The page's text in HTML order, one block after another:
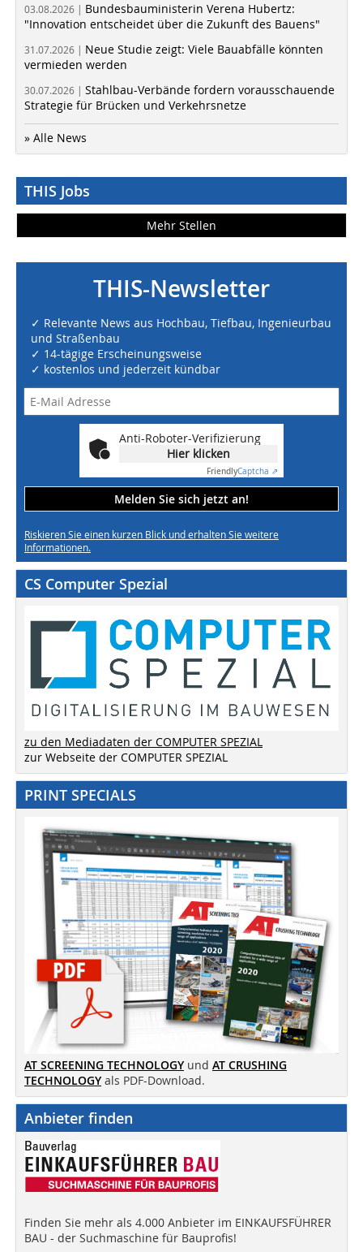
03.08.2026 | Bundesbauministerin Verena Hubertz:
"Innovation entscheidet über die Zukunft des Bauens"
31.07.2026 | Neue Studie zeigt: Viele Bauabfälle könnten
vermieden werden
30.07.2026 | Stahlbau-Verbände fordern vorausschauende
Strategie für Brücken und Verkehrsnetze
» Alle News
THIS Jobs
Mehr Stellen
THIS-Newsletter
✓ Relevante News aus Hochbau, Tiefbau, Ingenieurbau
und Straßenbau
✓ 14-tägige Erscheinungsweise
✓ kostenlos und jederzeit kündbar
Anti-Roboter-Verifizierung
Hier klicken
FriendlyCaptcha ⇗
Melden Sie sich jetzt an!
Riskieren Sie einen kurzen Blick und erhalten Sie weitere
Informationen.
CS Computer Spezial
zu den Mediadaten der COMPUTER SPEZIAL
zur Webseite der COMPUTER SPEZIAL
PRINT SPECIALS
AT SCREENING TECHNOLOGY und AT CRUSHING
TECHNOLOGY als PDF-Download.
Anbieter finden
Finden Sie mehr als 4.000 Anbieter im EINKAUFSFÜHRER
BAU - der Suchmaschine für Bauprofis!